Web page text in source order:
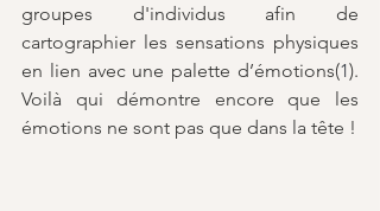
groupes d'individus afin de
cartographier les sensations physiques
en lien avec une palette d’émotions(1).
Voilà qui démontre encore que les
émotions ne sont pas que dans la tête !